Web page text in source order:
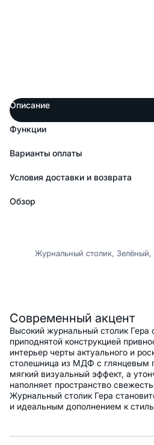
Описание
Функции
Варианты оплаты
Условия доставки и возврата
Обзор
Журнальный столик,
Современный акцент
Высокий журнальный столик
приподнятой конструкцией
интерьер черты актуального и
столешница из МДФ с глянцевым
мягкий визуальный эффект, а
наполняет пространство
Журнальный столик Гера
и идеальным дополнением к